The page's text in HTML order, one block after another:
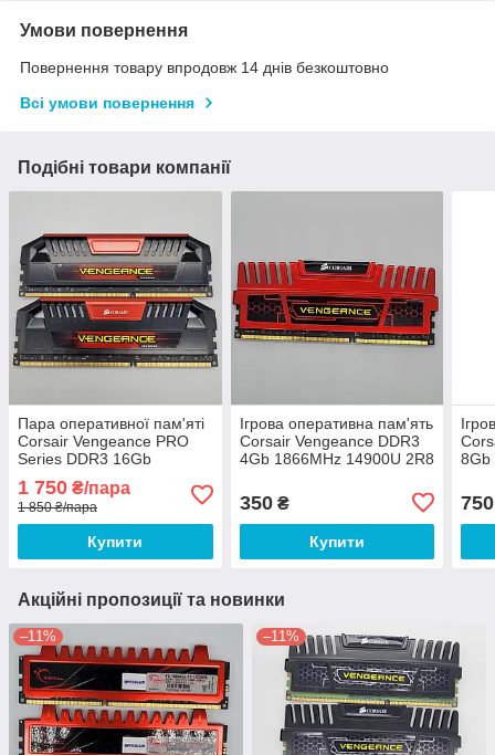
Умови повернення
Повернення товару впродовж 14 днів безкоштовно
Всі умови повернення
Подібні товари компанії
Пара оперативної пам'яті
Corsair Vengeance PRO
Series DDR3 16Gb
14900U 2R8 CL10
(CMY16GX3M2A1866C10R)
Б/В
1 750 ₴/пара
1 850 ₴/пара
Купити
Ігрова оперативна пам'ять
Corsair Vengeance DDR3
4Gb 1866MHz 14900U 2R8
(CMZ16GX3M4X1866C9R)
Б/У
350₴
Купити
8Gb
Б/В
750
Акційні пропозиції та новинки
–11% –11%